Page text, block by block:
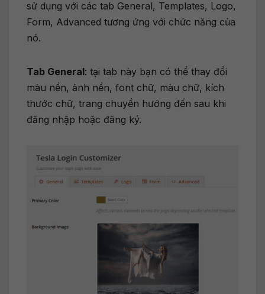
sử dụng với các tab General, Templates, Logo,
Form, Advanced tương ứng với chức năng của
nó.
Tab General: tại tab này bạn có thể thay đổi
màu nền, ảnh nền, font chữ, màu chữ, kích
thước chữ, trang chuyển hướng đến sau khi
đăng nhập hoặc đăng ký.